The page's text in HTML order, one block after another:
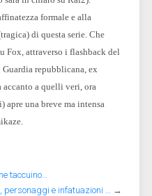
formale e alla
di questa serie. Che
Fox, attraverso i flashback del
repubblicana, ex
a quelli veri, ora
una breve ma intensa
taccuino…
personaggi e infatuazioni … →